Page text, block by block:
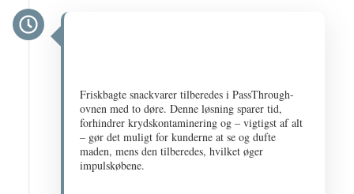
Friskbagte snackvarer tilberedes i PassThrough-
ovnen med to døre. Denne løsning sparer tid,
forhindrer krydskontaminering og – vigtigst af alt
– gør det muligt for kunderne at se og dufte
maden, mens den tilberedes, hvilket øger
impulskøbene​.